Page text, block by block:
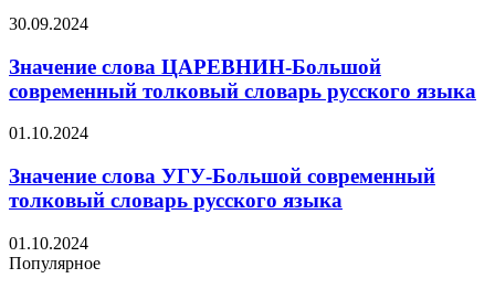
30.09.2024
Значение слова ЦАРЕВНИН-Большой
современный толковый словарь русского языка
01.10.2024
Значение слова УГУ-Большой современный
толковый словарь русского языка
01.10.2024
Популярное